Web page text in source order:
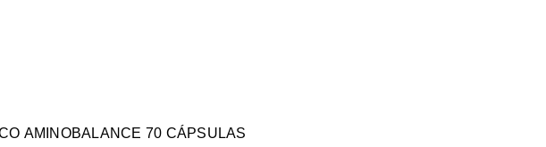
AMINOBALANCE 70 CÁPSULAS